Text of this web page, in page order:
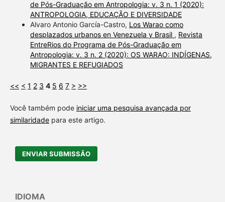
de Pós-Graduação em Antropologia: v. 3 n. 1 (2020):
ANTROPOLOGIA, EDUCAÇÃO E DIVERSIDADE
Alvaro Antonio García-Castro, Los Warao como
desplazados urbanos en Venezuela y Brasil , Revista
EntreRios do Programa de Pós-Graduação em
Antropologia: v. 3 n. 2 (2020): OS WARAO: INDÍGENAS,
MIGRANTES E REFUGIADOS
<< < 1 2 3 4 5 6 7 > >>
Você também pode iniciar uma pesquisa avançada por
similaridadepara este artigo.
ENVIAR SUBMISSÃO
IDIOMA